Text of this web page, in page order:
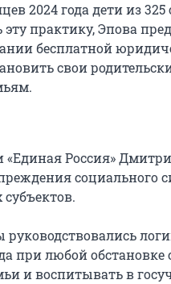
2024 года дети из 325
практику, Эпова
бесплатной
свои
«Единая Россия»
социального
субъектов.
при любой обстановке
и воспитывать в